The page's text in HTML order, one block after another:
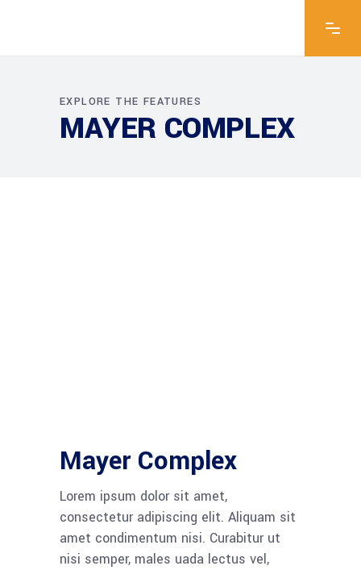
EXPLORE THE FEATURES
MAYER COMPLEX
Mayer Complex
Lorem ipsum dolor sit amet,
consectetur adipiscing elit. Aliquam sit
amet condimentum nisi. Curabitur ut
nisi semper, males uada lectus vel,